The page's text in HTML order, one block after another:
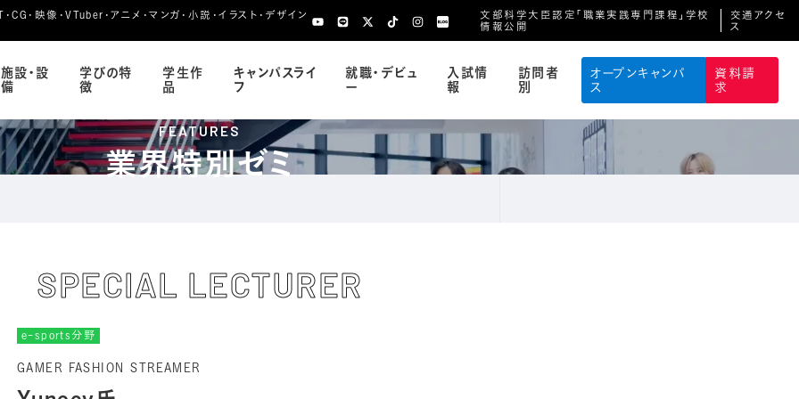
・映像・VTuber・アニメ・マンガ・小説・イラスト・デザイン
文部科学大臣認定「職業実践専門課程」学校
情報公開
交通アクセ
ス
施設・設
備
学びの特
徴
学生作
品
キャンパスライ
フ
就職・デビュ
ー
入試情
報
訪問者
別
オープンキャンパ
ス
資料請
求
FEATURES
業界特別ゼミ
SPECIAL LECTURER
e-sports分野
GAMER FASHION STREAMER